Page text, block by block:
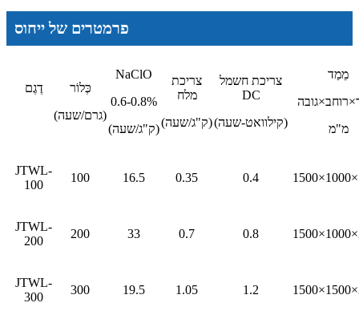
פרמטרים של ייחוס
דֶגֶם
כְּלוֹר
(גרם/שעה)
NaClO
0.6-0.8%
(ק"ג/שעה)
צריכת
מלח
(ק"ג/שעה)
צריכת חשמל
DC
(קילוואט-שעה)
מֵמַד
מ"מ
JTWL-
100
100 16.5 0.35 0.4
JTWL-
200
200 33 0.7 0.8
JTWL-
300
300 19.5 1.05 1.2